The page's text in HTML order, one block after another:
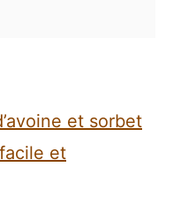
et sorbet
et